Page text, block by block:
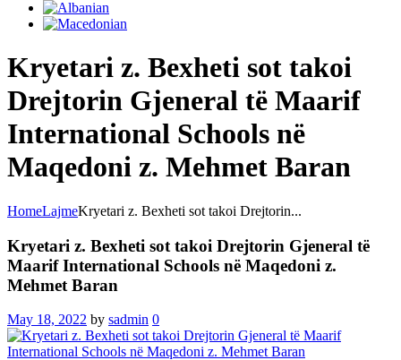
Kryetari z. Bexheti sot takoi
Drejtorin Gjeneral të Maarif
International Schools në
Maqedoni z. Mehmet Baran
HomeLajmeKryetari z. Bexheti sot takoi Drejtorin...
Kryetari z. Bexheti sot takoi Drejtorin Gjeneral të
Maarif International Schools në Maqedoni z.
Mehmet Baran
May 18, 2022 by sadmin 0